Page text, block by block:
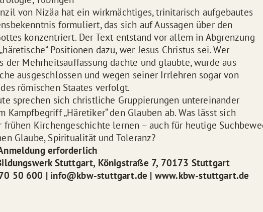
von Nizäa hat ein wirkmächtiges, trinitarisch aufgebautes
formuliert, das sich auf Aussagen über den
konzentriert. Der Text entstand vor allem in Abgrenzung
Positionen dazu, wer Jesus Christus sei. Wer
der Mehrheitsauffassung dachte und glaubte, wurde aus
ausgeschlossen und wegen seiner Irrlehren sogar von
römischen Staates verfolgt.
sprechen sich christliche Gruppierungen untereinander
Kampfbegriff „Häretiker“ den Glauben ab. Was lässt sich
frühen Kirchengeschichte lernen – auch für heutige
Glaube, Spiritualität und Toleranz?
erforderlich
Stuttgart, Königstraße 7, 70173 Stuttgart
50 600 | info@kbw-stuttgart.de | www.kbw-stuttgart.de